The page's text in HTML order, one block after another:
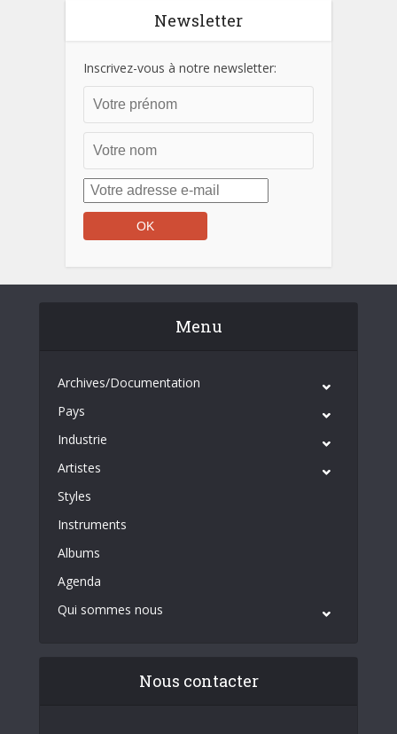
Newsletter
Inscrivez-vous à notre newsletter:
Menu
Archives/Documentation
Pays
Industrie
Artistes
Styles
Instruments
Albums
Agenda
Qui sommes nous
Nous contacter